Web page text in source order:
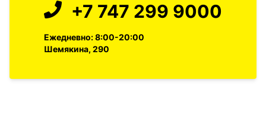
+7 747 299 9000
Ежедневно: 8:00-20:00
Шемякина, 290